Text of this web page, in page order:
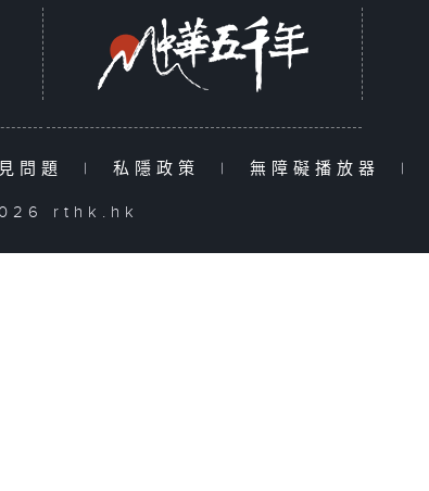
問題 | 私隱政策 | 無障礙播放器 |
rthk.hk